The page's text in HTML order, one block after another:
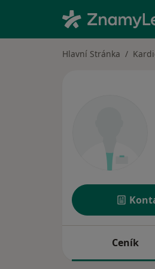
Hlavní Stránka
Ceník